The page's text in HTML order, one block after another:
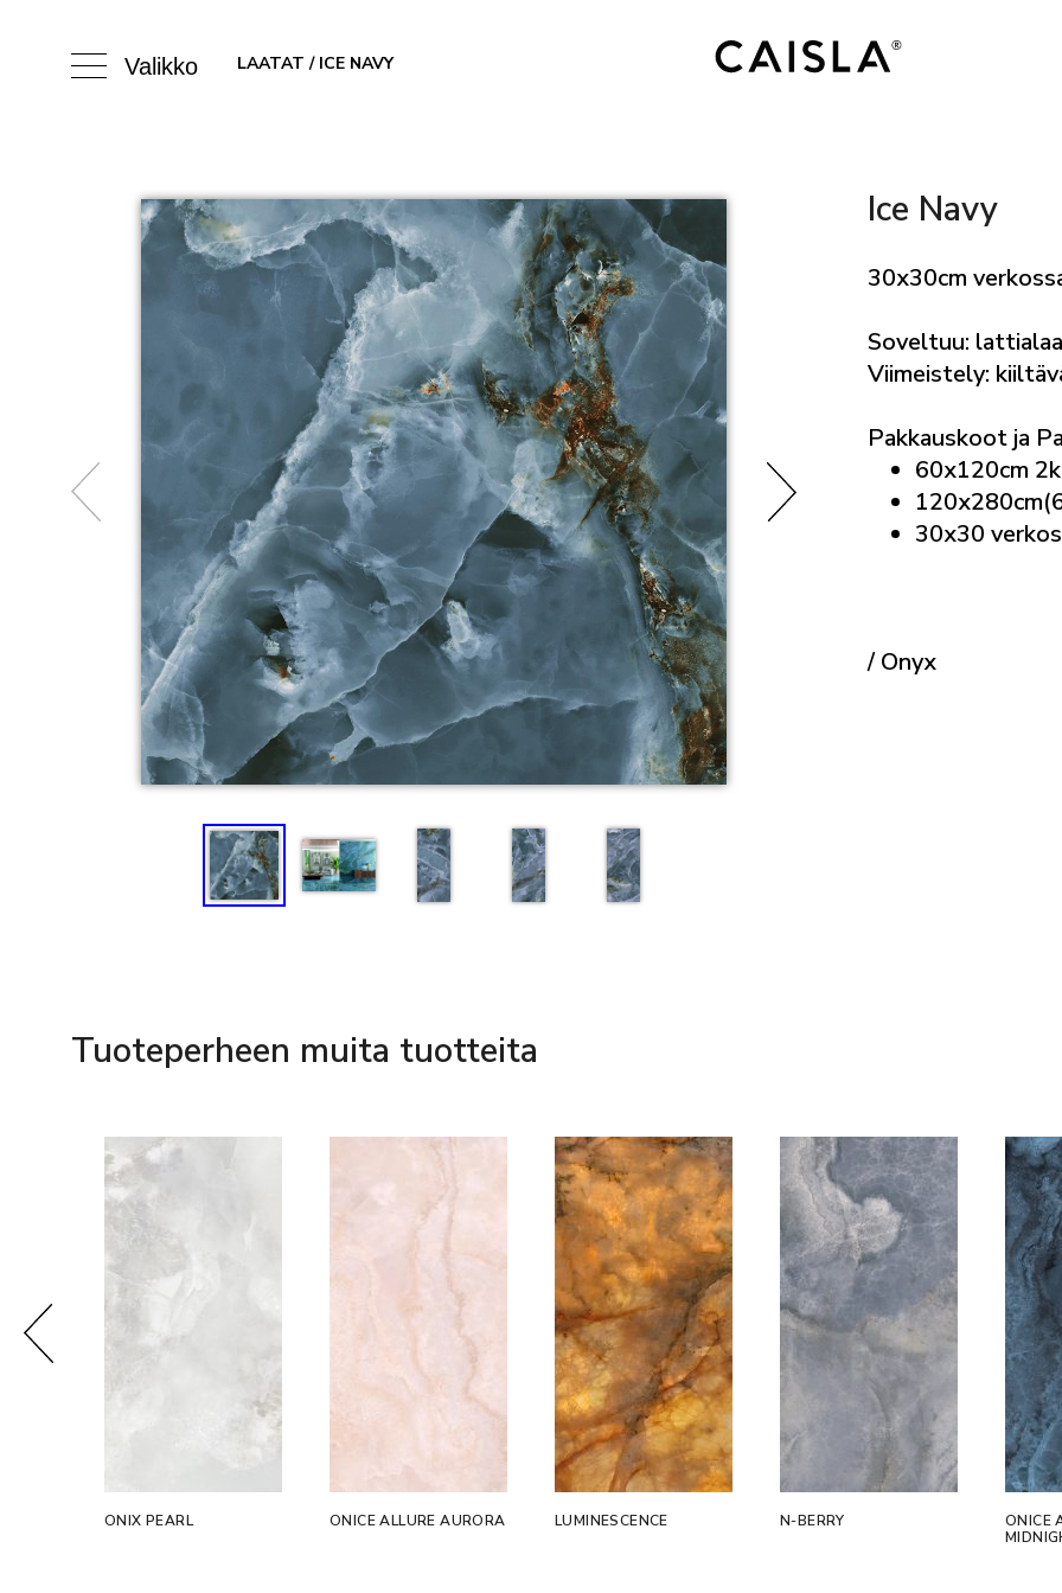
Valikko LAATAT / ICE NAVY
Ice Navy
30x30cm
Soveltuu:
Viimeistely:
Pakkauskoot ja
60x120cm
30x30
/ Onyx
Tuoteperheen muita tuotteita
ONIX PEARL ONICE ALLURE AURORA LUMINESCENCE N-BERRY
ONICE